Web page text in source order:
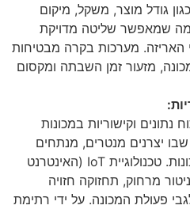
גודל מוצר, משקל, מיקום
מה שמאפשר שליטה מדויקת
האריזה. מערכות בקרה מבטיחות
מזעור זמן השבתה ומקסום
נתונים וקישוריות במכונות
יצרנים מנטרים, מנתחים
ומייעלים את ביצועי המכונות. טכנולוגיית IoT (האינטרנט
מרחוק, תחזוקה חזויה
פעולת המכונה. על ידי רתימת